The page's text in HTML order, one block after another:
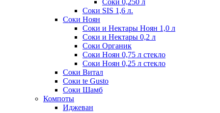
Соки 0,250 л
Соки SIS 1,6 л.
Соки Ноян
Соки и Нектары Ноян 1,0 л
Соки и Нектары 0,2 л
Соки Органик
Соки Ноян 0,75 л стекло
Соки Ноян 0,25 л стекло
Соки Витал
Соки te Gusto
Соки Шамб
Компоты
Иджеван